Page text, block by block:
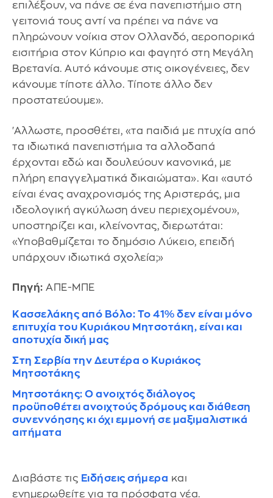
επιλέξουν, να πάνε σε ένα πανεπιστήμιο στη
γειτονιά τους αντί να πρέπει να πάνε να
πληρώνουν νοίκια στον Ολλανδό, αεροπορικά
εισιτήρια στον Κύπριο και φαγητό στη Μεγάλη
Βρετανία. Αυτό κάνουμε στις οικογένειες, δεν
κάνουμε τίποτε άλλο. Τίποτε άλλο δεν
προστατεύουμε».
'Αλλωστε, προσθέτει, «τα παιδιά με πτυχία από
τα ιδιωτικά πανεπιστήμια τα αλλοδαπά
έρχονται εδώ και δουλεύουν κανονικά, με
πλήρη επαγγελματικά δικαιώματα». Και «αυτό
είναι ένας αναχρονισμός της Αριστεράς, μια
ιδεολογική αγκύλωση άνευ περιεχομένου»,
υποστηρίζει και, κλείνοντας, διερωτάται:
«Υποβαθμίζεται το δημόσιο Λύκειο, επειδή
υπάρχουν ιδιωτικά σχολεία;»
Πηγή: ΑΠΕ-ΜΠΕ
Κασσελάκης από Βόλο: Το 41% δεν είναι μόνο
επιτυχία του Κυριάκου Μητσοτάκη, είναι και
αποτυχία δική μας
Στη Σερβία την Δευτέρα ο Κυριάκος
Μητσοτάκης
Μητσοτάκης: Ο ανοιχτός διάλογος
προϋποθέτει ανοιχτούς δρόμους και διάθεση
συνεννόησης κι όχι εμμονή σε μαξιμαλιστικά
αιτήματα
Διαβάστε τις Ειδήσεις σήμερα και
ενημερωθείτε για τα πρόσφατα νέα.